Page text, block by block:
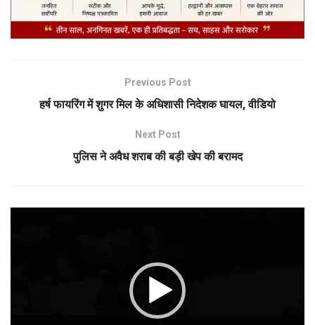
Previous Post
हर्ष फायरिंग में शुगर मिल के अधिशासी निदेशक घायल, वीडियो
Next Post
पुलिस ने अवैध शराब की बड़ी खेप की बरामद